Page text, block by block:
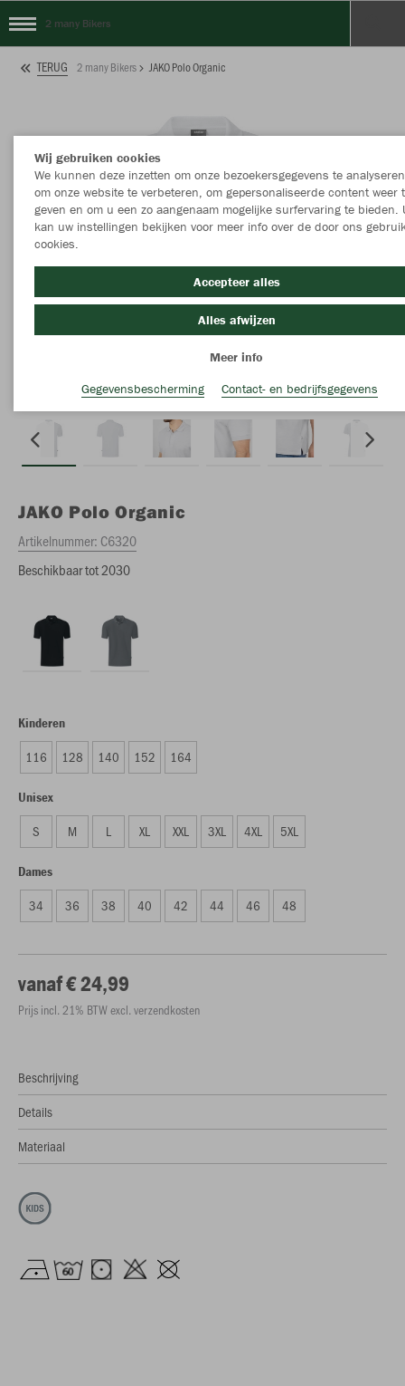
2 many Bikers
TERUG 2 many Bikers JAKO Polo Organic
JAKO Polo Organic
Artikelnummer: C6320
Beschikbaar tot 2030
Kinderen
116 128 140 152 164
Unisex
S M L XL XXL 3XL 4XL 5XL
Dames
34 36 38 40 42 44 46 48
vanaf € 24,99
Prijs incl. 21% BTW excl. verzendkosten
Beschrijving
Details
Materiaal
Wij gebruiken cookies
We kunnen deze inzetten om onze bezoekersgegevens te
om onze website te verbeteren, om gepersonaliseerde content weer
geven en om u een zo aangenaam mogelijke surfervaring te bieden.
kan uw instellingen bekijken voor meer info over de door ons
cookies.
Accepteer alles
Alles afwijzen
Meer info
Gegevensbescherming
Contact- en bedrijfsgegevens